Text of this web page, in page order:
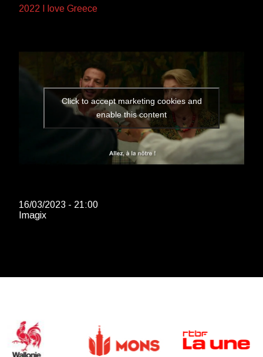
2022 I love Greece
Click to accept marketing cookies and
enable this content
16/03/2023 - 21:00
Imagix